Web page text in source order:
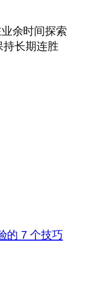
余时间探索
持长期连胜
的 7 个技巧